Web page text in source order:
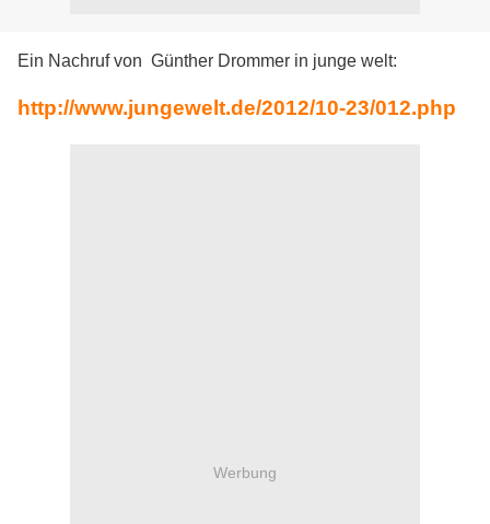
Ein Nachruf von Günther Drommer in junge welt:
http://www.jungewelt.de/2012/10-23/012.php
Werbung